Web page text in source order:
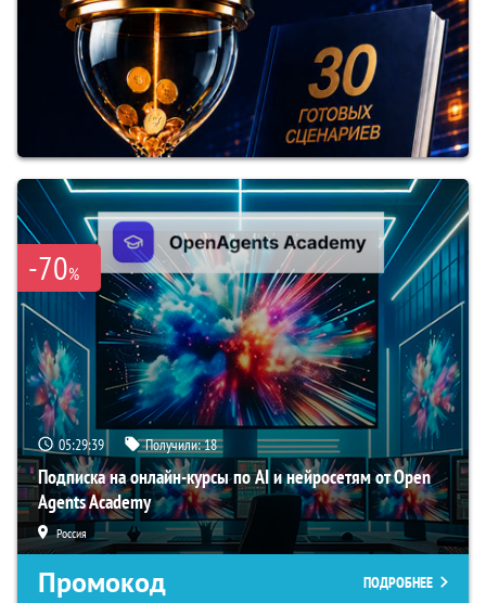
-70%
05:29:38 Получили:18
Подписка на онлайн-курсы по AI и нейросетям от Open
Agents Academy
Россия
Промокод ПОДРОБНЕЕ